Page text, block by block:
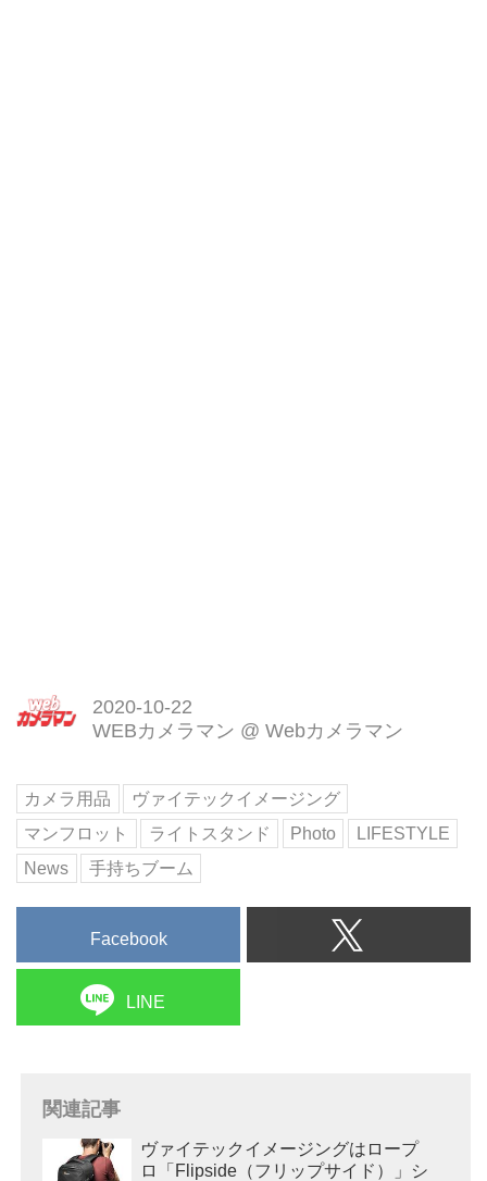
2020-10-22
WEBカメラマン @ Webカメラマン
カメラ用品
ヴァイテックイメージング
マンフロット
ライトスタンド Photo
LIFESTYLE
News
手持ちブーム
Facebook
LINE
関連記事
ヴァイテックイメージングはロープ
ロ「Flipside（フリップサイド）」シ